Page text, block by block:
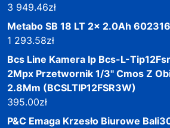
3 949.46zł
Metabo SB 18 LT 2x 2.0Ah
1 293.58zł
Bcs Line Kamera Ip Bcs-L-
2Mpx Przetwornik 1/3" Cmos Z
2.8Mm (BCSLTIP12FSR3W)
395.00zł
P&C Emaga Krzesło Biurowe